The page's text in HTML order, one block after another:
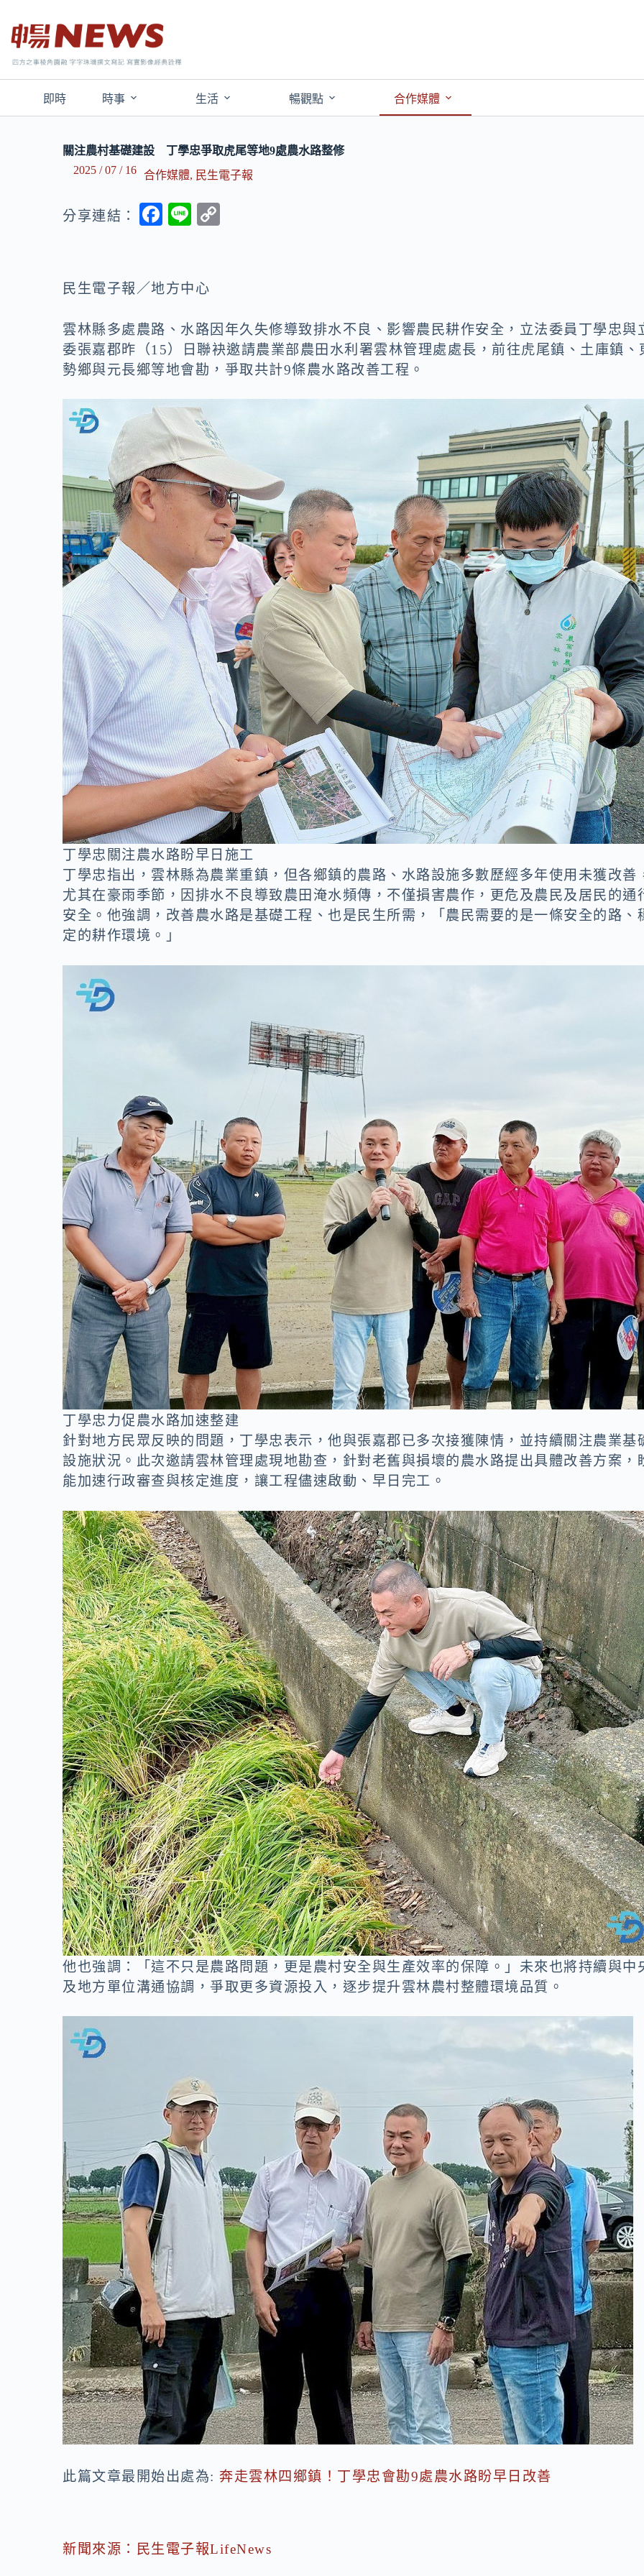
即時 時事 生活 暢觀點 合作媒體
關注農村基礎建設 丁學忠爭取虎尾等地9處農水路整修
2025 / 07 / 16
合作媒體, 民生電子報
分享連結：
F
b
o
k
Li
n
k
民生電子報／地方中心
雲林縣多處農路、水路因年久失修導致排水不良、影響農民耕作安全，立法委員丁學忠與
委張嘉郡昨（15）日聯袂邀請農業部農田水利署雲林管理處處長，前往虎尾鎮、土庫鎮、
勢鄉與元長鄉等地會勘，爭取共計9條農水路改善工程。
丁學忠關注農水路盼早日施工
丁學忠指出，雲林縣為農業重鎮，但各鄉鎮的農路、水路設施多數歷經多年使用未獲改善
尤其在豪雨季節，因排水不良導致農田淹水頻傳，不僅損害農作，更危及農民及居民的通
安全。他強調，改善農水路是基礎工程、也是民生所需，「農民需要的是一條安全的路、
定的耕作環境。」
丁學忠力促農水路加速整建
針對地方民眾反映的問題，丁學忠表示，他與張嘉郡已多次接獲陳情，並持續關注農業基
設施狀況。此次邀請雲林管理處現地勘查，針對老舊與損壞的農水路提出具體改善方案，
能加速行政審查與核定進度，讓工程儘速啟動、早日完工。
他也強調：「這不只是農路問題，更是農村安全與生產效率的保障。」未來也將持續與中
及地方單位溝通協調，爭取更多資源投入，逐步提升雲林農村整體環境品質。
此篇文章最開始出處為: 奔走雲林四鄉鎮！丁學忠會勘9處農水路盼早日改善
新聞來源：民生電子報LifeNews